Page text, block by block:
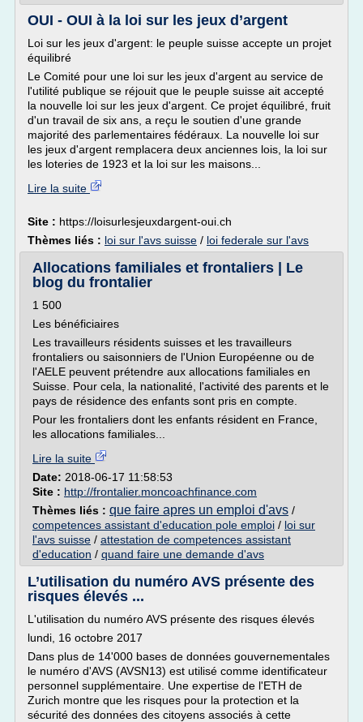
OUI - OUI à la loi sur les jeux d’argent
Loi sur les jeux d'argent: le peuple suisse accepte un projet
équilibré
Le Comité pour une loi sur les jeux d'argent au service de
l'utilité publique se réjouit que le peuple suisse ait accepté
la nouvelle loi sur les jeux d'argent. Ce projet équilibré, fruit
d'un travail de six ans, a reçu le soutien d'une grande
majorité des parlementaires fédéraux. La nouvelle loi sur
les jeux d'argent remplacera deux anciennes lois, la loi sur
les loteries de 1923 et la loi sur les maisons...
Lire la suite
Site : https://loisurlesjeuxdargent-oui.ch
Thèmes liés : loi sur l'avs suisse / loi federale sur l'avs
Allocations familiales et frontaliers | Le
blog du frontalier
1 500
Les bénéficiaires
Les travailleurs résidents suisses et les travailleurs
frontaliers ou saisonniers de l'Union Européenne ou de
l'AELE peuvent prétendre aux allocations familiales en
Suisse. Pour cela, la nationalité, l'activité des parents et le
pays de résidence des enfants sont pris en compte.
Pour les frontaliers dont les enfants résident en France,
les allocations familiales...
Lire la suite
Date: 2018-06-17 11:58:53
Site : http://frontalier.moncoachfinance.com
Thèmes liés : que faire apres un emploi d'avs /
competences assistant d'education pole emploi / loi sur
l'avs suisse / attestation de competences assistant
d'education / quand faire une demande d'avs
L’utilisation du numéro AVS présente des
risques élevés ...
L'utilisation du numéro AVS présente des risques élevés
lundi, 16 octobre 2017
Dans plus de 14'000 bases de données gouvernementales
le numéro d'AVS (AVSN13) est utilisé comme identificateur
personnel supplémentaire. Une expertise de l'ETH de
Zurich montre que les risques pour la protection et la
sécurité des données des citoyens associés à cette